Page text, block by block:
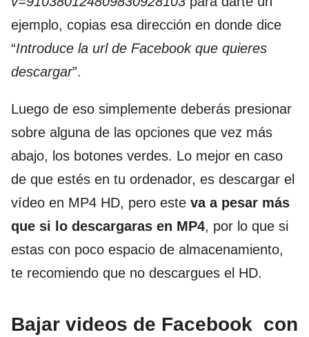
ejemplo, copias esa dirección en donde dice
“Introduce la url de Facebook que quieres
descargar”.
Luego de eso simplemente deberás presionar
sobre alguna de las opciones que vez más
abajo, los botones verdes. Lo mejor en caso
de que estés en tu ordenador, es descargar el
vídeo en MP4 HD, pero este va a pesar más
que si lo descargaras en MP4, por lo que si
estas con poco espacio de almacenamiento,
te recomiendo que no descargues el HD.
Bajar videos de Facebook con